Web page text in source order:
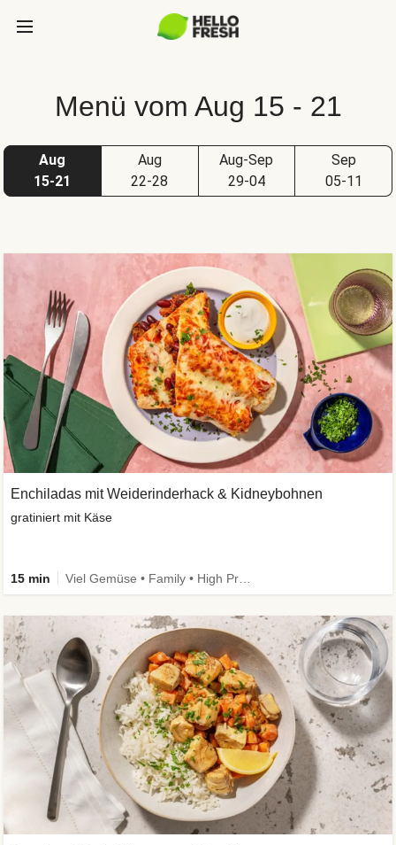
Menü vom Aug 15 - 21
Aug
15-21
Aug
22-28
Aug-Sep
29-04
Sep
05-11
Enchiladas mit Weiderinderhack & Kidneybohnen
gratiniert mit Käse
15 min